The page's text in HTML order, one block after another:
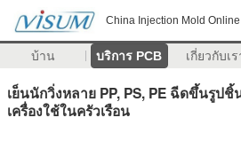
China Injection Mold
บ้าน บริการ PCB เกี่ยวกับเร
เย็นนักวิ่งหลาย PP, PS, PE ฉีดขึ้นรูป
เครื่องใช้ในครัวเรือน